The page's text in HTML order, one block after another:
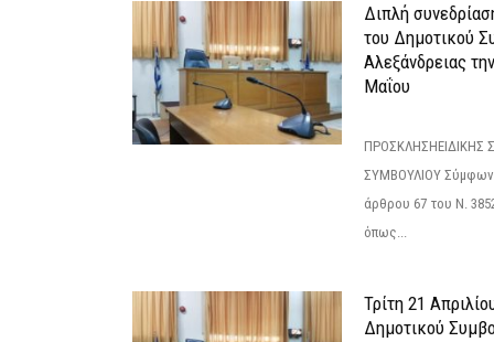
Διπλή
του Δημοτικού
Αλεξάνδρειας
Μαΐου
ΠΡΟΣΚΛΗΣΗΕΙΔΙΚΗΣ
ΣΥΜΒΟΥΛΙΟΥ
άρθρου 67 του Ν.
όπως...
Τρίτη 21
Δημοτικού